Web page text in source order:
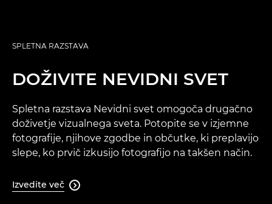
SPLETNA RAZSTAVA
DOŽIVITE NEVIDNI SVET
Spletna razstava Nevidni svet omogoča drugačno
doživetje vizualnega sveta. Potopite se v izjemne
fotografije, njihove zgodbe in občutke, ki preplavijo
slepe, ko prvič izkusijo fotografijo na takšen način.
Izvedite več 